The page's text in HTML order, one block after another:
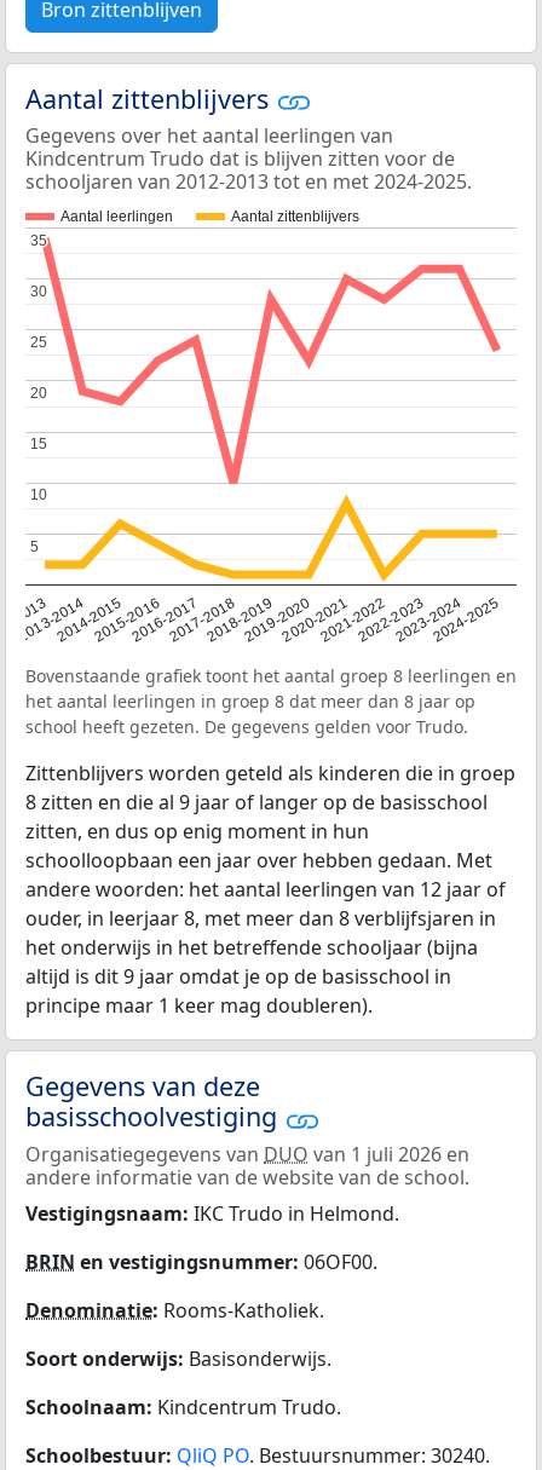
Bron zittenblijven
Aantal zittenblijvers
Gegevens over het aantal leerlingen van
Kindcentrum Trudo dat is blijven zitten voor de
schooljaren van 2012-2013 tot en met 2024-2025.
Aantal leerlingen Aantal zittenblijvers
2013
2013-2014
2014-20152015-20162016-20172017-20182018-20192019-20202020-20212021-20222022-20232023-20242024-2025
5
5
10
10
15
15
20
20
25
25
30
30
35
35
Bovenstaande grafiek toont het aantal groep 8 leerlingen en
het aantal leerlingen in groep 8 dat meer dan 8 jaar op
school heeft gezeten. De gegevens gelden voor Trudo.
Zittenblijvers worden geteld als kinderen die in groep
8 zitten en die al 9 jaar of langer op de basisschool
zitten, en dus op enig moment in hun
schoolloopbaan een jaar over hebben gedaan. Met
andere woorden: het aantal leerlingen van 12 jaar of
ouder, in leerjaar 8, met meer dan 8 verblijfsjaren in
het onderwijs in het betreffende schooljaar (bijna
altijd is dit 9 jaar omdat je op de basisschool in
principe maar 1 keer mag doubleren).
Gegevens van deze
basisschoolvestiging
Organisatiegegevens van DUO van 1 juli 2026 en
andere informatie van de website van de school.
Vestigingsnaam: IKC Trudo in Helmond.
BRIN en vestigingsnummer: 06OF00.
Denominatie: Rooms-Katholiek.
Soort onderwijs: Basisonderwijs.
Schoolnaam: Kindcentrum Trudo.
Schoolbestuur: QliQ PO. Bestuursnummer: 30240.